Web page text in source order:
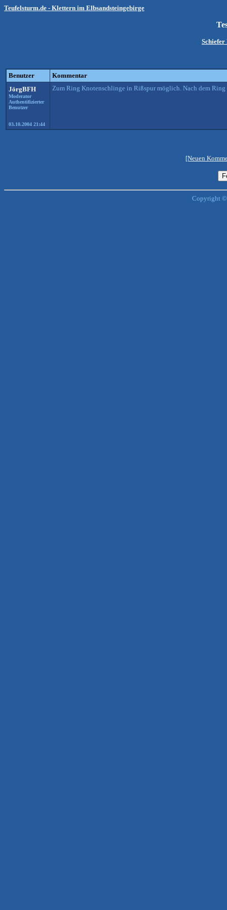
Teufelsturm.de - Klettern im Elbsandsteingebirge
Schiefer
Benutzer
Kommentar
JörgBFH
Moderator
Authentifizierter
Benutzer
03.10.2004 21:44
Zum Ring Knotenschlinge in Rißspur möglich. Nach dem
[Neuen
Copyright ©